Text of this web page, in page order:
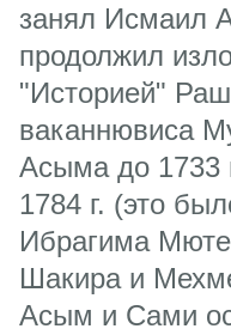
занял Исмаил
продолжил
"Историей"
ваканнювиса
Асыма до 1733
1784 г. (это
Ибрагима
Шакира и
Асым и Сами